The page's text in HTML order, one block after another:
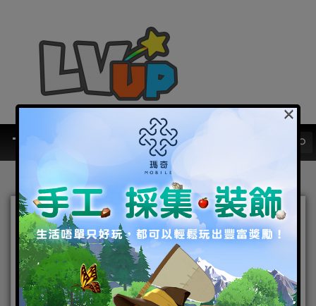
千古女帝現身《無盡城戰》
兩大領地核心建築資訊搶先
看 七大元素巨龍讓戰力最大
化 打遍天下無敵手
×